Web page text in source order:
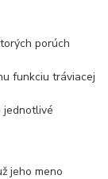
porúch
funkciu tráviacej
jednotlivé
jeho meno